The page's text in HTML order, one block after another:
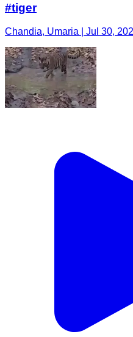
#tiger
Chandia, Umaria | Jul 30,